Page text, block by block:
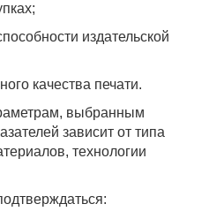
издательской
качества печати.
выбранным
зависит от типа
технологии